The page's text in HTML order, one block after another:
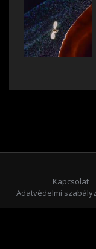
Kapcsolat
Adatvédelmi